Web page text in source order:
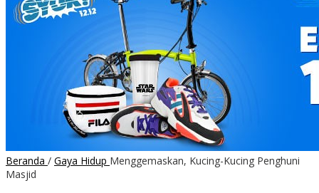
Beranda / Gaya Hidup Menggemaskan, Kucing-Kucing Penghuni
Masjid